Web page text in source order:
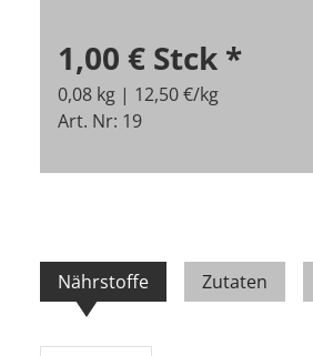
1,00 € Stck *
0,08 kg | 12,50 €/kg
Art. Nr: 19
Nährstoffe Zutaten